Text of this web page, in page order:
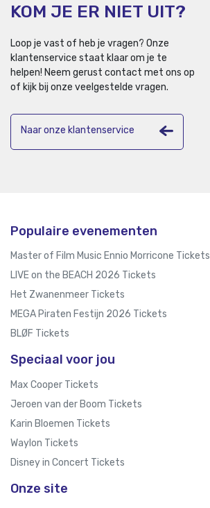
KOM JE ER NIET UIT?
Loop je vast of heb je vragen? Onze
klantenservice staat klaar om je te
helpen! Neem gerust contact met ons op
of kijk bij onze veelgestelde vragen.
Naar onze klantenservice
Populaire evenementen
Master of Film Music Ennio Morricone Tickets
LIVE on the BEACH 2026 Tickets
Het Zwanenmeer Tickets
MEGA Piraten Festijn 2026 Tickets
BLØF Tickets
Speciaal voor jou
Max Cooper Tickets
Jeroen van der Boom Tickets
Karin Bloemen Tickets
Waylon Tickets
Disney in Concert Tickets
Onze site